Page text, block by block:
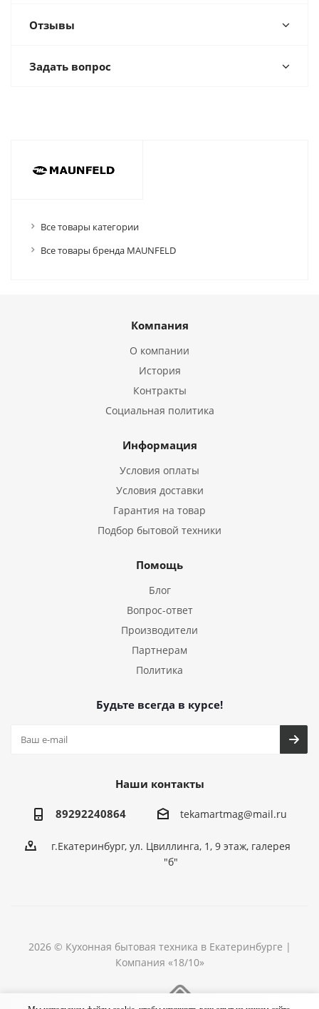
Отзывы
Задать вопрос
Все товары категории
Все товары бренда MAUNFELD
Компания
О компании
История
Контракты
Социальная политика
Информация
Условия оплаты
Условия доставки
Гарантия на товар
Подбор бытовой техники
Помощь
Блог
Вопрос-ответ
Производители
Партнерам
Политика
Будьте всегда в курсе!
Наши контакты
89292240864 tekamartmag@mail.ru
г.Екатеринбург, ул. Цвиллинга, 1, 9 этаж, галерея
"б"
2026 © Кухонная бытовая техника в Екатеринбурге |
Компания «18/10»